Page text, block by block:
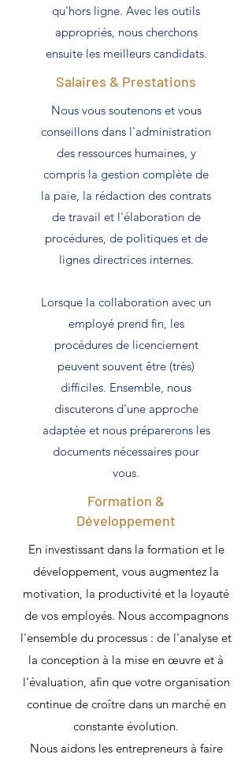
qu'hors ligne. Avec les outils
appropriés, nous cherchons
ensuite les meilleurs candidats.
Salaires & Prestations
Nous vous soutenons et vous
conseillons dans l'administration
des ressources humaines, y
compris la gestion complète de
la paie, la rédaction des contrats
de travail et l'élaboration de
procédures, de politiques et de
lignes directrices internes.
Lorsque la collaboration avec un
employé prend fin, les
procédures de licenciement
peuvent souvent être (très)
difficiles. Ensemble, nous
discuterons d'une approche
adaptée et nous préparerons les
documents nécessaires pour
vous.
Formation &
Développement
En investissant dans la formation et le
développement, vous augmentez la
motivation, la productivité et la loyauté
de vos employés. Nous accompagnons
l'ensemble du processus : de l'analyse et
la conception à la mise en œuvre et à
l'évaluation, afin que votre organisation
continue de croître dans un marché en
constante évolution.
Nous aidons les entrepreneurs à faire